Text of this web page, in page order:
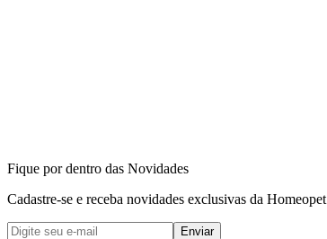
Fique por dentro das Novidades
Cadastre-se e receba novidades exclusivas da Homeopet
Enviar